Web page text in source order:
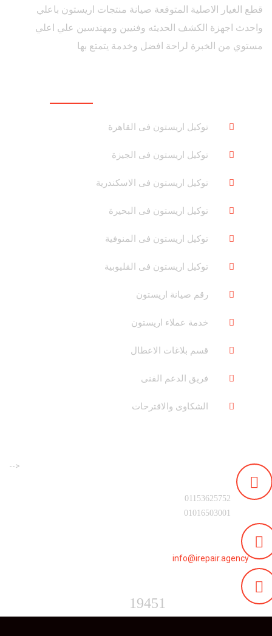
قطع الغيار الاصلية المتوقعة صيانة منتجات اريستون باعلي
واحدث اجهزة الكشف الحديثه وفنيين ومهندسين علي اعلي
مستوي من الخبرة لراحة افضل وخدمة يتمتع بها
توكيل اريستون فى القاهرة
توكيل اريستون فى الجيزة
توكيل اريستون فى الاسكندرية
توكيل اريستون فى البحيرة
توكيل اريستون فى المنوفية
توكيل اريستون فى القليوبية
رقم صيانة اريستون
خدمة عملاء اريستون
قسم بلاغات الاعطال
فريق الدعم الفنى
الشكاوى والاقترحات
-->
01153625752
01016503001
info@irepair.agency
19451